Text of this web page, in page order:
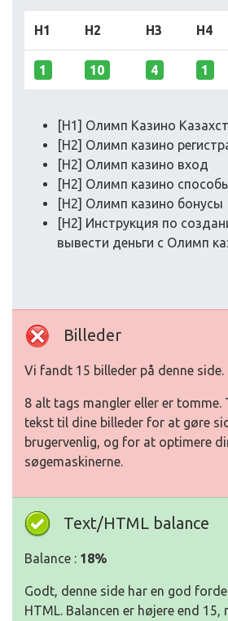
H1 H2 H3 H4
1 10 4 1
[H1] Олимп Казино
[H2] Олимп казино
[H2] Олимп казино вход
[H2] Олимп казино
[H2] Олимп казино бонусы
[H2] Инструкция по
вывести деньги с Олимп
Billeder
Vi fandt 15 billeder på denne side.
8 alt tags mangler eller er
tekst til dine billeder for at gøre
brugervenlig, og for at optimere
søgemaskinerne.
Text/HTML balance
Balance : 18%
Godt, denne side har en god
HTML. Balancen er højere end 15,